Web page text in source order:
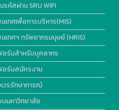
รหัสผ่าน SRU WIFI
เทศเพื่อการบริหาร(MIS)
เทศฯ ทรัพยากรมนุษย์ (HRIS)
ร์มสำหรับบุคลากร
ร์มสมัครงาน
วรรักษาการณ์
บมหาวิทยาลัย